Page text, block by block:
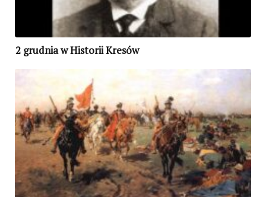
2 grudnia w Historii Kresów